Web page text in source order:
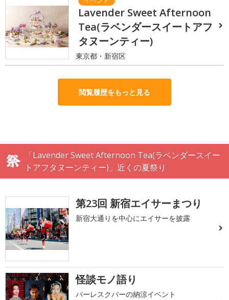
Lavender Sweet Afternoon
Tea(ラベンダースイートアフ
タヌーンティー)
東京都・新宿区
閲覧履歴をもっと見る
「Lavender Sweet Afternoon Tea(ラベンダースイー
トアフタヌーンティー)」近くの夏祭り
第23回 新宿エイサーまつり
新宿大通りを中心にエイサーを披露
怪談モノ語り
バーレスクバーの納涼イベント